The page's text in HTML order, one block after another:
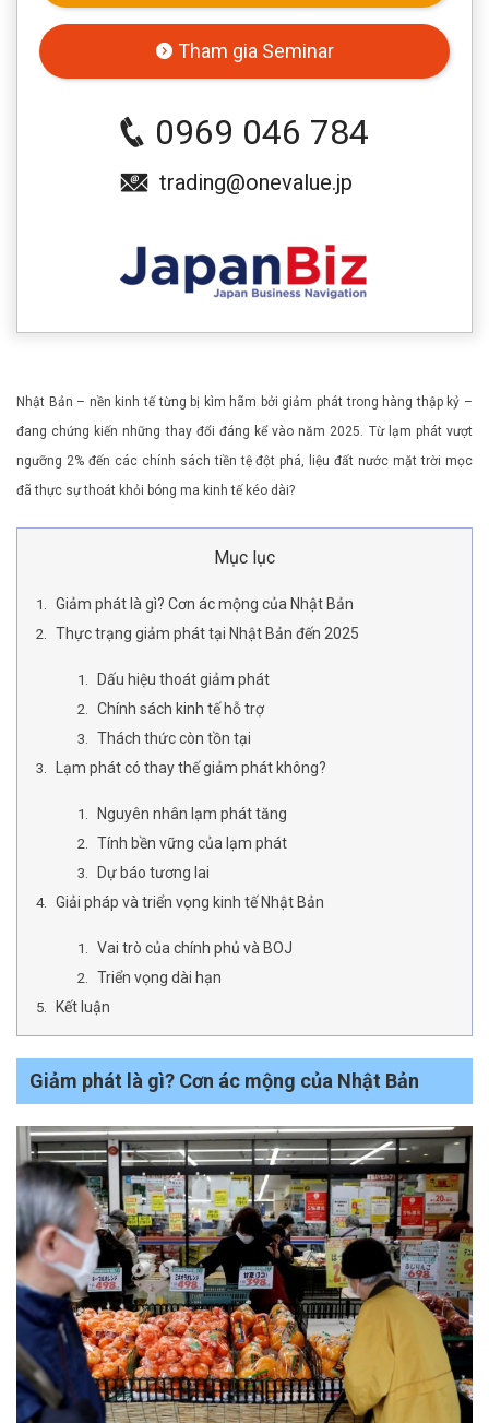
Tham gia Seminar
0969 046 784
trading@onevalue.jp
Nhật Bản – nền kinh tế từng bị kìm hãm bởi giảm phát trong hàng thập kỷ –
đang chứng kiến những thay đổi đáng kể vào năm 2025. Từ lạm phát vượt
ngưỡng 2% đến các chính sách tiền tệ đột phá, liệu đất nước mặt trời mọc
đã thực sự thoát khỏi bóng ma kinh tế kéo dài?
Mục lục
Giảm phát là gì? Cơn ác mộng của Nhật Bản
Thực trạng giảm phát tại Nhật Bản đến 2025
Dấu hiệu thoát giảm phát
Chính sách kinh tế hỗ trợ
Thách thức còn tồn tại
Lạm phát có thay thế giảm phát không?
Nguyên nhân lạm phát tăng
Tính bền vững của lạm phát
Dự báo tương lai
Giải pháp và triển vọng kinh tế Nhật Bản
Vai trò của chính phủ và BOJ
Triển vọng dài hạn
Kết luận
Giảm phát là gì? Cơn ác mộng của Nhật Bản